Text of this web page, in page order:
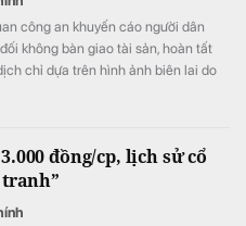
công an khuyến cáo người dân
không bàn giao tài sản, hoàn tất
chỉ dựa trên hình ảnh biên lai do
đồng/cp, lịch sử cổ